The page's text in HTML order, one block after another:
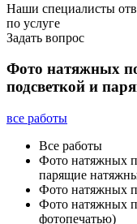
Наши специалисты
по услуге
Задать вопрос
Фото натяжных
подсветкой и
все работы
Все работы
Фото натяжных
парящие
Фото натяжных
Фото натяжных
фотопечатью)